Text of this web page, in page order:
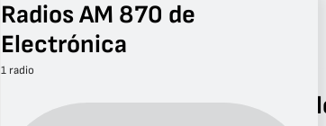
Radios AM 870 de
Radios AM 870 de
Electrónica
1 radio